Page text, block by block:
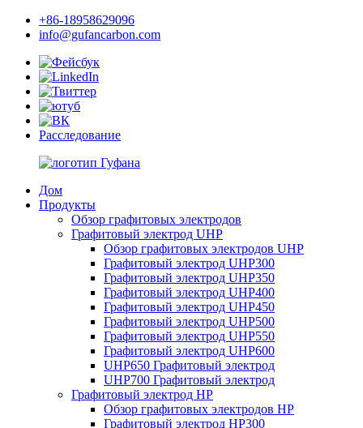
+86-18958629096
info@gufancarbon.com
Расследование
Дом
Продукты
Обзор графитовых электродов
Графитовый электрод UHP
Обзор графитовых электродов UHP
Графитовый электрод UHP300
Графитовый электрод UHP350
Графитовый электрод UHP400
Графитовый электрод UHP450
Графитовый электрод UHP500
Графитовый электрод UHP550
Графитовый электрод UHP600
UHP650 Графитовый электрод
UHP700 Графитовый электрод
Графитовый электрод HP
Обзор графитовых электродов HP
Графитовый электрод HP300